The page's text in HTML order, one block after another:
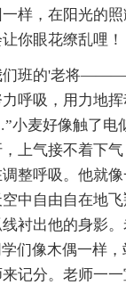
样，在阳光的照
你眼花缭乱哩！
们班的'老将
力呼吸，用力地
好像触了电
上气接不着下
整呼吸。他就
中自由自在地飞
衬出他的身影
像木偶一样，
记分。老师一一